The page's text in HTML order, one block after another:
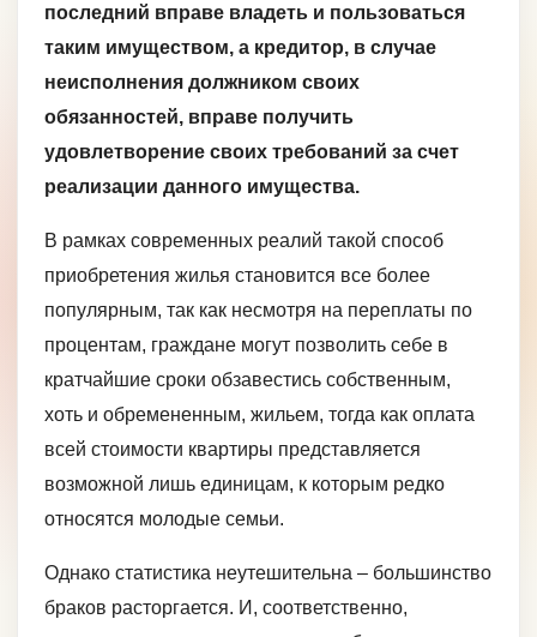
последний вправе владеть и пользоваться
таким имуществом, а кредитор, в случае
неисполнения должником своих
обязанностей, вправе получить
удовлетворение своих требований за счет
реализации данного имущества.
В рамках современных реалий такой способ
приобретения жилья становится все более
популярным, так как несмотря на переплаты по
процентам, граждане могут позволить себе в
кратчайшие сроки обзавестись собственным,
хоть и обремененным, жильем, тогда как оплата
всей стоимости квартиры представляется
возможной лишь единицам, к которым редко
относятся молодые семьи.
Однако статистика неутешительна – большинство
браков расторгается. И, соответственно,